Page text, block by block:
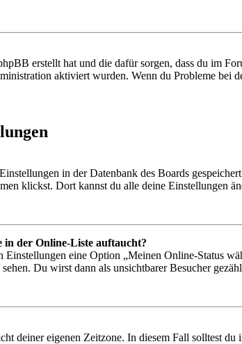
erstellt hat und die dafür sorgen, dass du im
aktiviert wurden. Wenn du Probleme bei
in der Datenbank des Boards
klickst. Dort kannst du alle deine Einstellungen
in der Online-Liste auftaucht?
eine Option „Meinen Online-Status
Du wirst dann als unsichtbarer Besucher
deiner eigenen Zeitzone. In diesem Fall solltest